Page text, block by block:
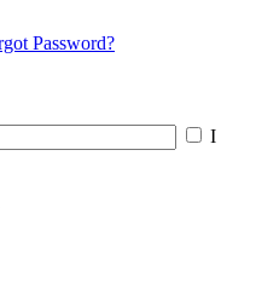
Password?
I